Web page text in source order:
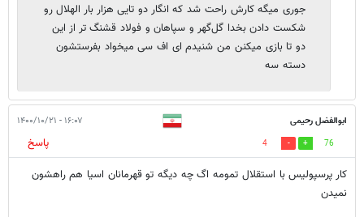
جوری میگه کارش راحت شد که انگار دو تایی هزار بار الهلال رو
شکست دادن بخدا گل‌گهر و سپاهان و فولاد قشنگ تر از این
دو تا بازی میکنن من شنیدم ای اف سی میخواد بفرستشون
دسته سه
ابوالفضل رحیمی ۱۶:۰۷ - ۱۴۰۰/۱۰/۲۱
76
4
پاسخ
کار پرسپولیس با استقلال تمومه اگ چه دیگه تو قهرمانان اسیا هم راهشون
نمیدن